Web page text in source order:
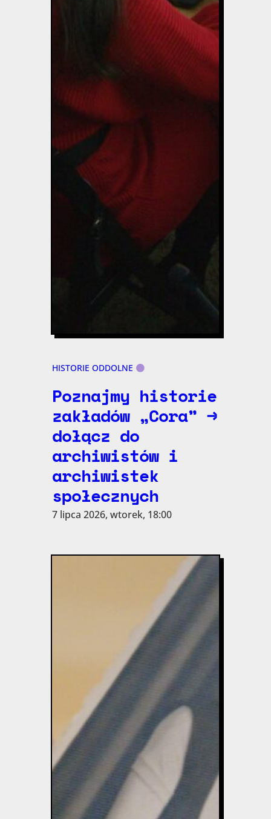
HISTORIE ODDOLNE
Poznajmy historie
zakładów „Cora” →
dołącz do
archiwistów i
archiwistek
społecznych
7 lipca 2026, wtorek, 18:00